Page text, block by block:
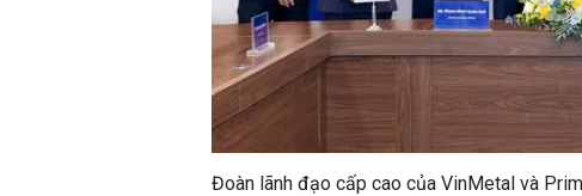
Đoàn lãnh đạo cấp cao của VinMetal và